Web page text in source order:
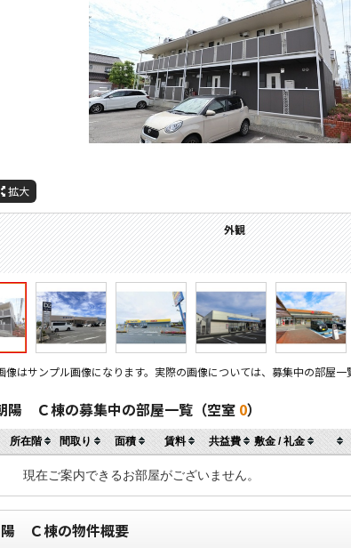
拡大
外観
拡大
周辺施設：ホームセンター
拡大
周辺施設：ドラックストア
拡大
周辺施設：コンビニ
拡大
周辺施設：スーパー
拡大
周辺施設：郵便局
はサンプル画像になります。実際の画像については、募集中の部屋一
陽 Ｃ棟の募集中の部屋一覧（空室 0）
所在階 間取り 面積 賃料 共益費 敷金 / 礼金
現在ご案内できるお部屋がございません。
陽 Ｃ棟の物件概要